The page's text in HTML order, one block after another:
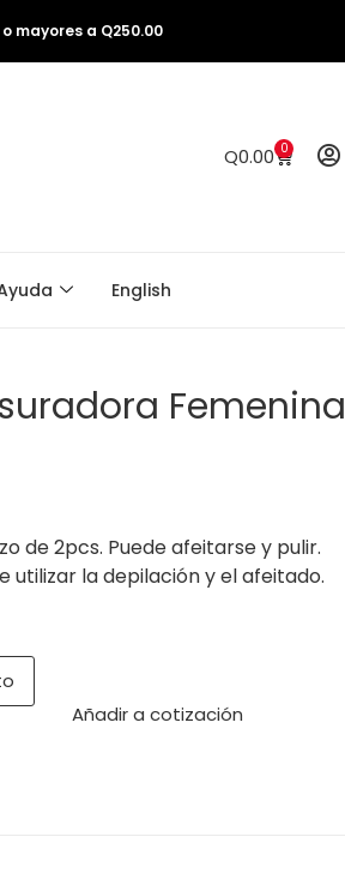
mayores a Q250.00
Q0.00 0
English
Femenina
de 2pcs. Puede afeitarse y pulir.
utilizar la depilación y el afeitado.
Añadir a cotización